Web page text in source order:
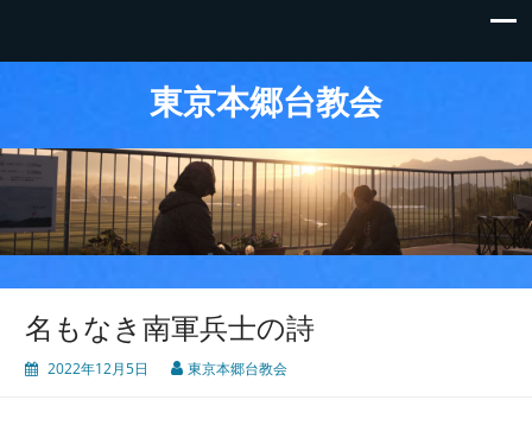
東京本郷台教会
名もなき南軍兵士の詩
2022年12月5日 東京本郷台教会